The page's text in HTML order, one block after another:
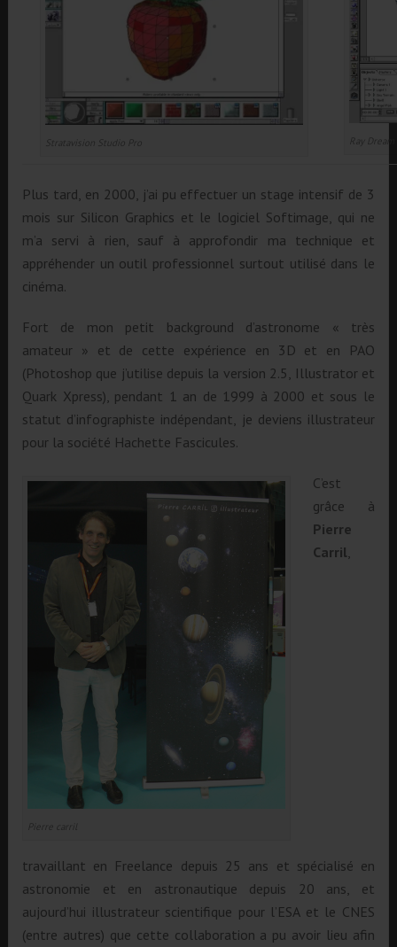
Stratavision Studio Pro Ray
Plus tard, en 2000, j’ai pu effectuer un stage intensif de 3
mois sur Silicon Graphics et le logiciel Softimage, qui ne
m’a servi à rien, sauf à approfondir ma technique et
appréhender un outil professionnel surtout utilisé dans le
cinéma.
Fort de mon petit background d’astronome « très
amateur » et de cette expérience en 3D et en PAO
(Photoshop que j’utilise depuis la version 2.5, Illustrator et
Quark Xpress), pendant 1 an de 1999 à 2000 et sous le
statut d’infographiste indépendant, je deviens illustrateur
pour la société Hachette Fascicules.
Pierre carril
C’est
grâce à
Pierre
Carril,
travaillant en Freelance depuis 25 ans et spécialisé en
astronomie et en astronautique depuis 20 ans, et
aujourd’hui illustrateur scientifique pour l’ESA et le CNES
(entre autres) que cette collaboration a pu avoir lieu afin